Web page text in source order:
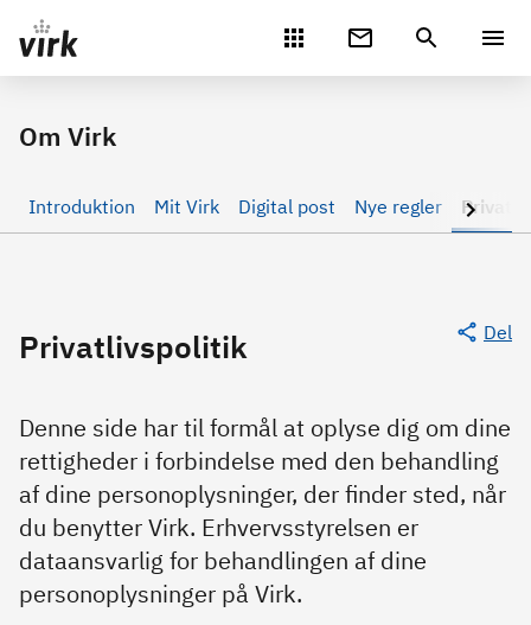
Gå direkte til indhold
Om Virk
Introduktion Mit Virk Digital post Nye regler
Privatlivspolitik Del
Denne side har til formål at oplyse dig om dine
rettigheder i forbindelse med den behandling
af dine personoplysninger, der finder sted, når
du benytter Virk. Erhvervsstyrelsen er
dataansvarlig for behandlingen af dine
personoplysninger på Virk.